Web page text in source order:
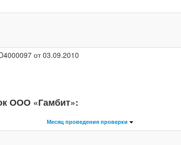
от 03.09.2010
ООО «Гамбит»:
Месяц проведения проверки